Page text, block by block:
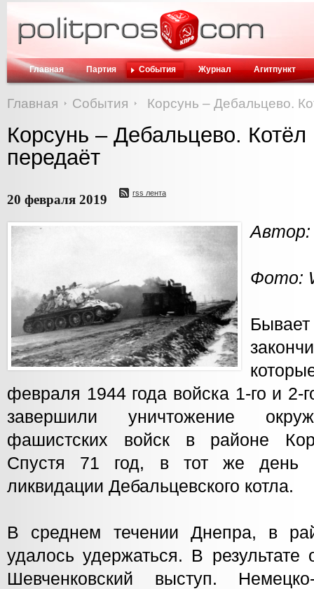
Главная Партия События Журнал Агитпункт
Главная События Корсунь – Дебальцево.
Корсунь – Дебальцево. Котёл
передаёт
20 февраля 2019 rss лента
Автор:
Фото:
февраля 1944 года войска 1-го и 2-
завершили уничтожение
фашистских войск в районе
Спустя 71 год, в тот же день
ликвидации Дебальцевского котла.
В среднем течении Днепра, в
удалось удержаться. В результате
Шевченковский выступ.